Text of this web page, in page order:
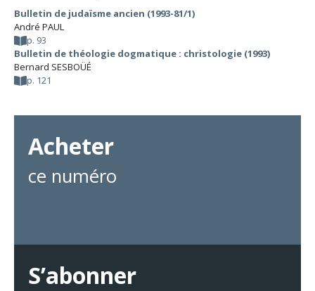
Bulletin de judaïsme ancien (1993-81/1)
André PAUL
p. 93
Bulletin de théologie dogmatique : christologie (1993)
Bernard SESBOÜÉ
p. 121
Acheter
ce numéro
S’abonner